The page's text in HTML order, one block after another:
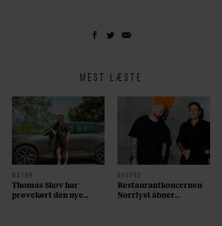
MEST LÆSTE
MOTOR
Thomas Skov har
prøvekørt den nye
GASTRO
Restaurantkoncernen
Norrlyst åbner